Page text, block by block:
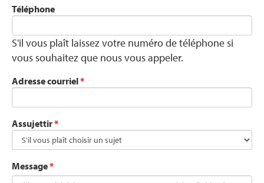
Téléphone
S'il vous plaît laissez votre numéro de téléphone si
vous souhaitez que nous vous appeler.
Adresse courriel*
Assujettir*
Message*